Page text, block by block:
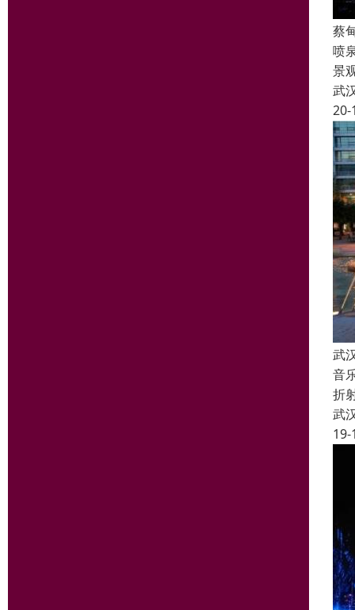
蔡
喷
景
武
20-
武
音
折
武
19-